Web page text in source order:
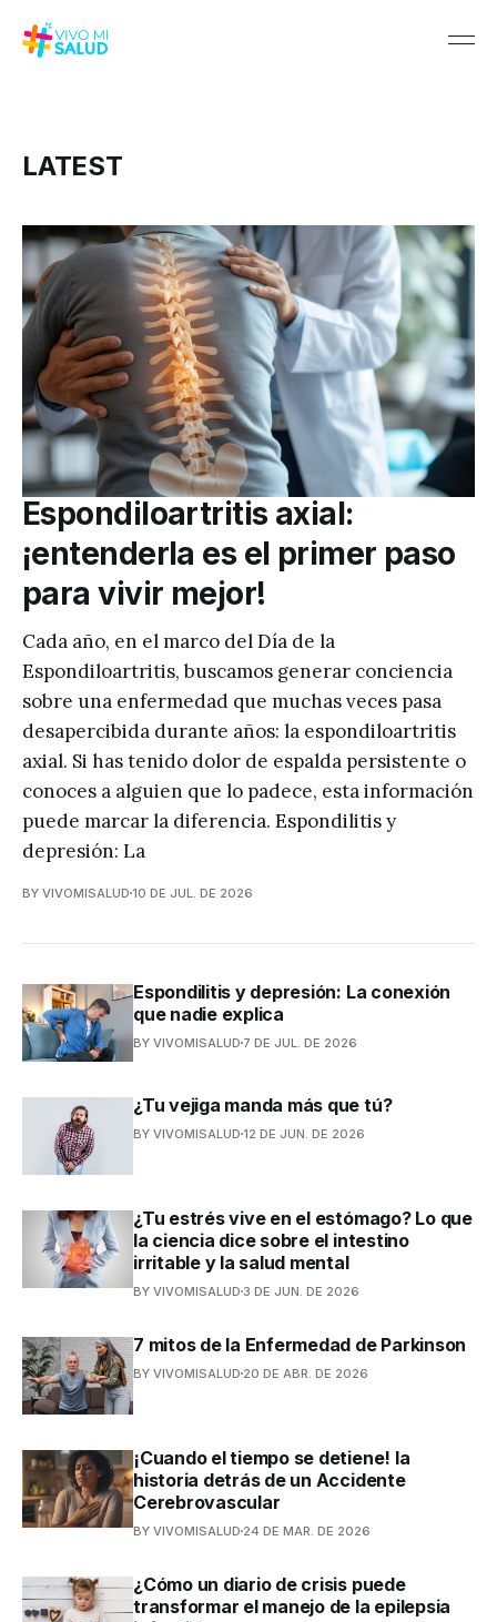
LATEST
Espondiloartritis axial:
¡entenderla es el primer paso
para vivir mejor!
Cada año, en el marco del Día de la
Espondiloartritis, buscamos generar conciencia
sobre una enfermedad que muchas veces pasa
desapercibida durante años: la espondiloartritis
axial. Si has tenido dolor de espalda persistente o
conoces a alguien que lo padece, esta información
puede marcar la diferencia. Espondilitis y
depresión: La
BY VIVOMISALUD 10 DE JUL. DE 2026
Espondilitis y depresión: La conexión
que nadie explica
BY VIVOMISALUD 7 DE JUL. DE 2026
¿Tu vejiga manda más que tú?
BY VIVOMISALUD 12 DE JUN. DE 2026
¿Tu estrés vive en el estómago? Lo que
la ciencia dice sobre el intestino
irritable y la salud mental
BY VIVOMISALUD 3 DE JUN. DE 2026
7 mitos de la Enfermedad de Parkinson
BY VIVOMISALUD 20 DE ABR. DE 2026
¡Cuando el tiempo se detiene! la
historia detrás de un Accidente
Cerebrovascular
BY VIVOMISALUD 24 DE MAR. DE 2026
¿Cómo un diario de crisis puede
transformar el manejo de la epilepsia